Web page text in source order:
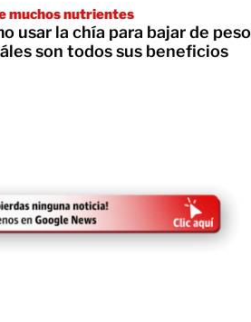
muchos nutrientes
usar la chía para bajar de peso
son todos sus beneficios